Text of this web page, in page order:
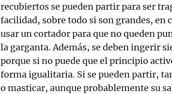
recubiertos se pueden partir para ser
facilidad, sobre todo si son grandes, en
usar un cortador para que no queden
la garganta. Además, se deben ingerir
porque si no puede que el principio
forma igualitaria. Si se pueden partir,
o masticar, aunque probablemente su